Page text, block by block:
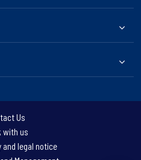
Us
with us
and legal notice